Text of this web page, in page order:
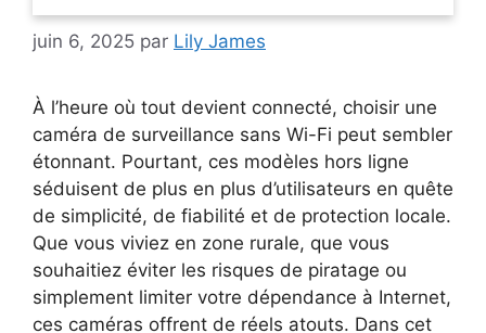
juin 6, 2025 par Lily James
À l’heure où tout devient connecté, choisir une
caméra de surveillance sans Wi-Fi peut sembler
étonnant. Pourtant, ces modèles hors ligne
séduisent de plus en plus d’utilisateurs en quête
de simplicité, de fiabilité et de protection locale.
Que vous viviez en zone rurale, que vous
souhaitiez éviter les risques de piratage ou
simplement limiter votre dépendance à Internet,
ces caméras offrent de réels atouts. Dans cet